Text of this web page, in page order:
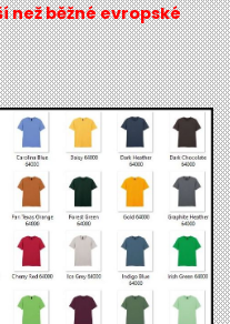
než běžné evropské